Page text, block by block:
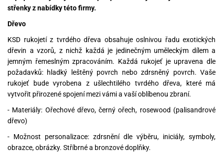
střenky z nabídky této firmy.
Dřevo
KSD rukojetí z tvrdého dřeva obsahuje oslnivou řadu exotických
dřevin a vzorů, z nichž každá je jedinečným uměleckým dílem a
jemným řemeslným zpracováním. Každá rukojeť je upravena dle
požadavků: hladký leštěný povrch nebo zdrsněný povrch. Vaše
rukojeť bude vyrobena z ušlechtilého tvrdého dřeva, které má
vytvořit přirozené spojení mezi vámi a vaší oblíbenou zbraní.
- Materiály: Ořechové dřevo, černý ořech, rosewood (palisandrové
dřevo)
- Možnost personalizace: zdrsnění dle výběru, iniciály, symboly,
obrazce, obrázky. Stříbrné a bronzové doplňky.